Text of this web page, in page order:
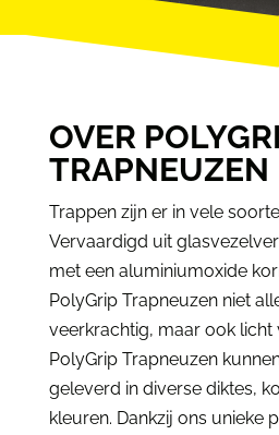
OVER
TRAPNEUZEN
Trappen zijn er in vele
Vervaardigd uit
met een aluminiumoxide
PolyGrip Trapneuzen niet
veerkrachtig, maar ook licht
PolyGrip Trapneuzen
geleverd in diverse diktes,
kleuren. Dankzij ons unieke